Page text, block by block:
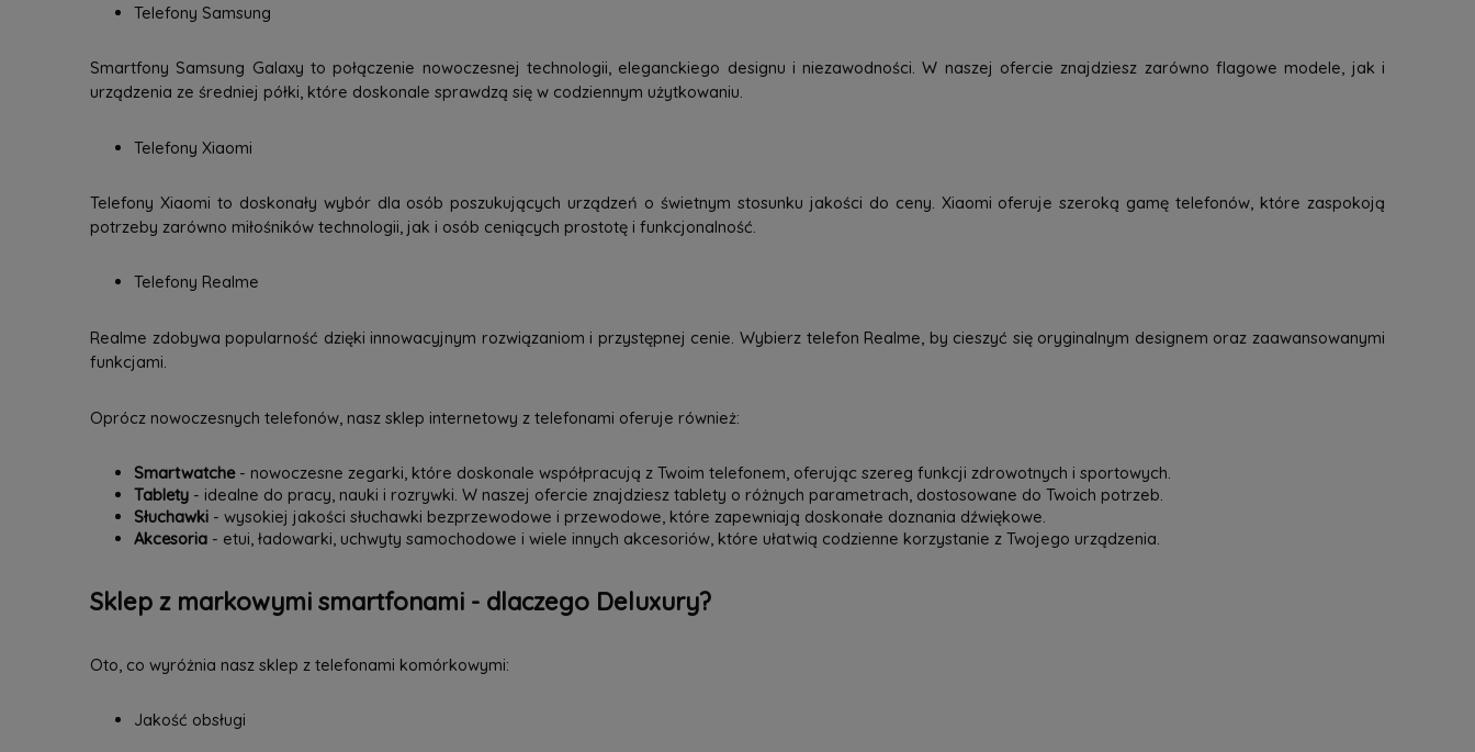
Telefony Samsung
Smartfony Samsung Galaxy to połączenie nowoczesnej technologii, eleganckiego designu i niezawodności. W naszej ofercie znajdziesz zarówno flagowe modele, jak i
urządzenia ze średniej półki, które doskonale sprawdzą się w codziennym użytkowaniu.
Telefony Xiaomi
Telefony Xiaomi to doskonały wybór dla osób poszukujących urządzeń o świetnym stosunku jakości do ceny. Xiaomi oferuje szeroką gamę telefonów, które zaspokoją
potrzeby zarówno miłośników technologii, jak i osób ceniących prostotę i funkcjonalność.
Telefony Realme
Realme zdobywa popularność dzięki innowacyjnym rozwiązaniom i przystępnej cenie. Wybierz telefon Realme, by cieszyć się oryginalnym designem oraz zaawansowanymi
funkcjami.
Oprócz nowoczesnych telefonów, nasz sklep internetowy z telefonami oferuje również:
Smartwatche- nowoczesne zegarki, które doskonale współpracują z Twoim telefonem, oferując szereg funkcji zdrowotnych i sportowych.
Tablety - idealne do pracy, nauki i rozrywki. W naszej ofercie znajdziesz tablety o różnych parametrach, dostosowane do Twoich potrzeb.
Słuchawki - wysokiej jakości słuchawki bezprzewodowe i przewodowe, które zapewniają doskonałe doznania dźwiękowe.
Akcesoria - etui, ładowarki, uchwyty samochodowe i wiele innych akcesoriów, które ułatwią codzienne korzystanie z Twojego urządzenia.
Sklep z markowymi smartfonami - dlaczego Deluxury?
Oto, co wyróżnia nasz sklep z telefonami komórkowymi:
Jakość obsługi